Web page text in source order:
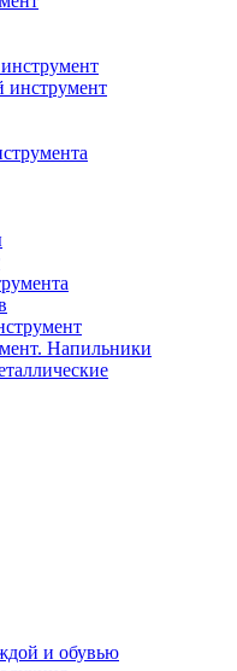
Напильники
и обувью